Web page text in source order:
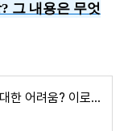
그 내용은 무엇
TSMC 3nm 칩 수급에 대한 어려움? 이로 인한 A17에 영향이 있을 수 있다는 정보 등장? 그 내용은 무엇